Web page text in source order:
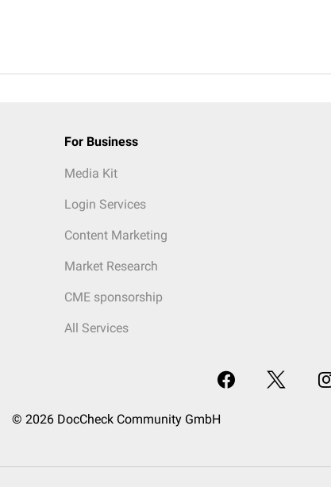
For Business
Media Kit
Login Services
Content Marketing
Market Research
CME sponsorship
All Services
© 2026 DocCheck Community GmbH